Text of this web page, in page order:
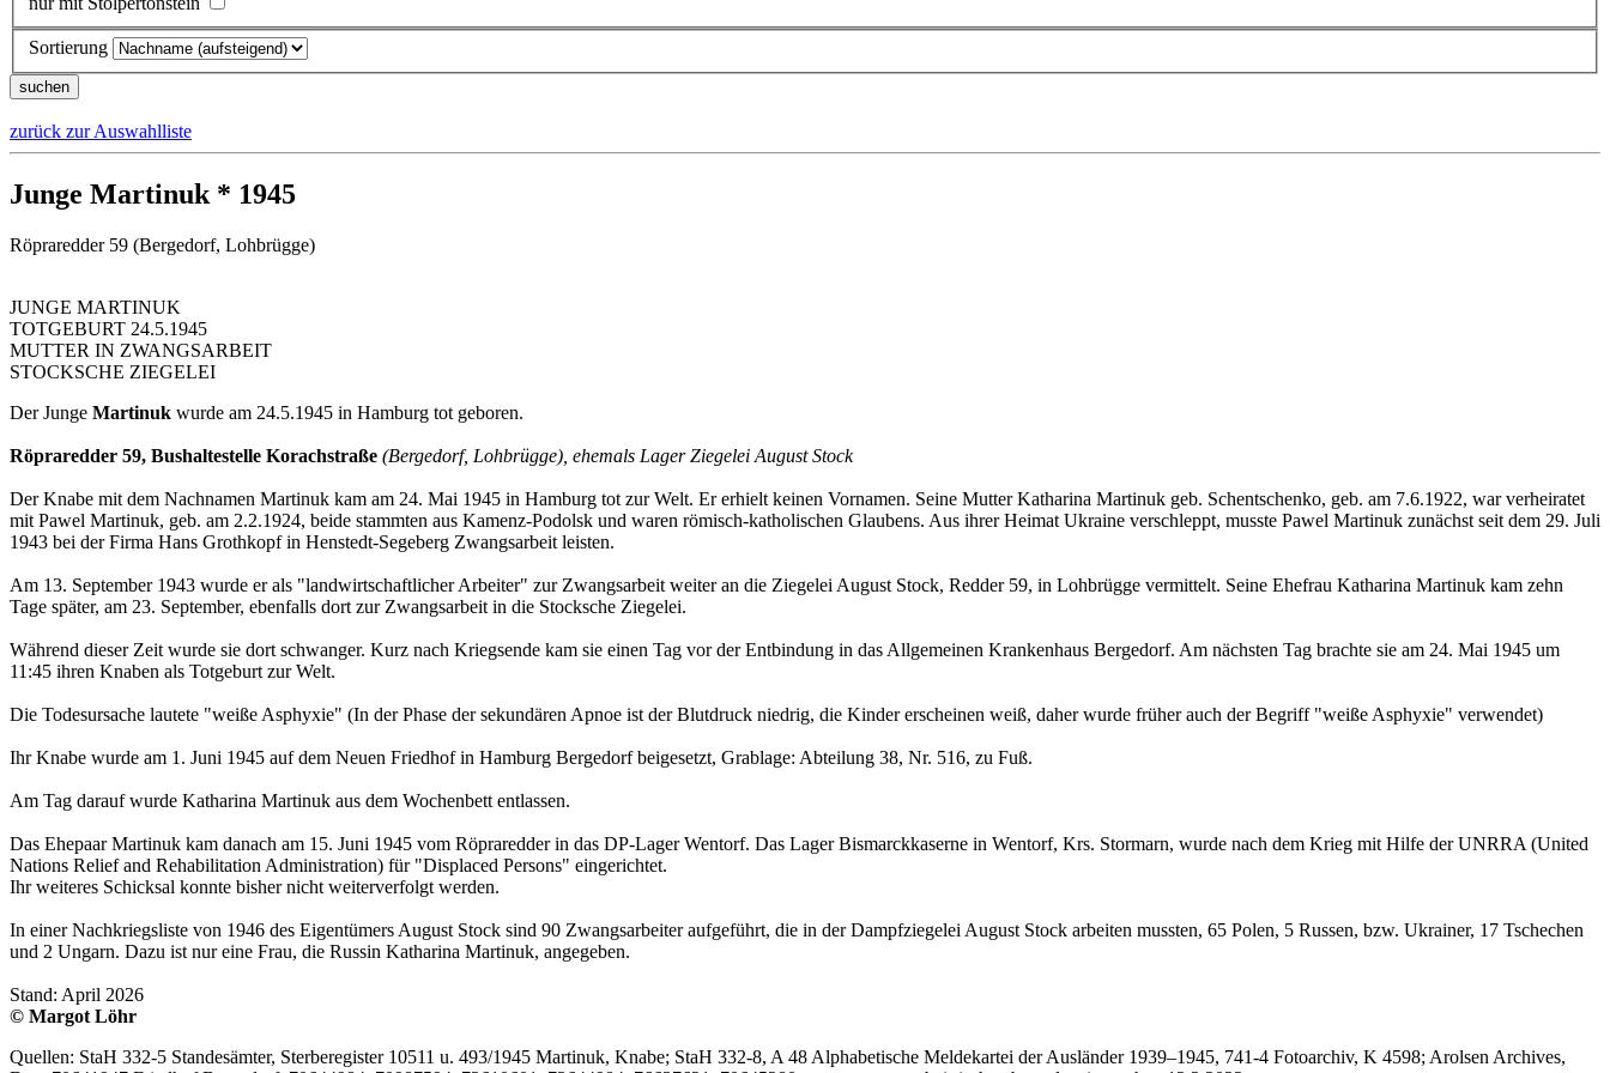
Sortierung
zurück zur Auswahlliste
Junge Martinuk * 1945
Röpraredder 59 (Bergedorf, Lohbrügge)
JUNGE MARTINUK
TOTGEBURT 24.5.1945
MUTTER IN ZWANGSARBEIT
STOCKSCHE ZIEGELEI
Der Junge Martinuk wurde am 24.5.1945 in Hamburg tot geboren.
Röpraredder 59, Bushaltestelle Korachstraße (Bergedorf, Lohbrügge), ehemals Lager Ziegelei August Stock
Der Knabe mit dem Nachnamen Martinuk kam am 24. Mai 1945 in Hamburg tot zur Welt. Er erhielt keinen Vornamen. Seine Mutter Katharina Martinuk geb. Schentschenko, geb. am 7.6.1922, war verheiratet
mit Pawel Martinuk, geb. am 2.2.1924, beide stammten aus Kamenz-Podolsk und waren römisch-katholischen Glaubens. Aus ihrer Heimat Ukraine verschleppt, musste Pawel Martinuk zunächst seit dem 29. Juli
1943 bei der Firma Hans Grothkopf in Henstedt-Segeberg Zwangsarbeit leisten.
Am 13. September 1943 wurde er als "landwirtschaftlicher Arbeiter" zur Zwangsarbeit weiter an die Ziegelei August Stock, Redder 59, in Lohbrügge vermittelt. Seine Ehefrau Katharina Martinuk kam zehn
Tage später, am 23. September, ebenfalls dort zur Zwangsarbeit in die Stocksche Ziegelei.
Während dieser Zeit wurde sie dort schwanger. Kurz nach Kriegsende kam sie einen Tag vor der Entbindung in das Allgemeinen Krankenhaus Bergedorf. Am nächsten Tag brachte sie am 24. Mai 1945 um
11:45 ihren Knaben als Totgeburt zur Welt.
Die Todesursache lautete "weiße Asphyxie" (In der Phase der sekundären Apnoe ist der Blutdruck niedrig, die Kinder erscheinen weiß, daher wurde früher auch der Begriff "weiße Asphyxie" verwendet)
Ihr Knabe wurde am 1. Juni 1945 auf dem Neuen Friedhof in Hamburg Bergedorf beigesetzt, Grablage: Abteilung 38, Nr. 516, zu Fuß.
Am Tag darauf wurde Katharina Martinuk aus dem Wochenbett entlassen.
Das Ehepaar Martinuk kam danach am 15. Juni 1945 vom Röpraredder in das DP-Lager Wentorf. Das Lager Bismarckkaserne in Wentorf, Krs. Stormarn, wurde nach dem Krieg mit Hilfe der UNRRA (United
Nations Relief and Rehabilitation Administration) für "Displaced Persons" eingerichtet.
Ihr weiteres Schicksal konnte bisher nicht weiterverfolgt werden.
In einer Nachkriegsliste von 1946 des Eigentümers August Stock sind 90 Zwangsarbeiter aufgeführt, die in der Dampfziegelei August Stock arbeiten mussten, 65 Polen, 5 Russen, bzw. Ukrainer, 17 Tschechen
und 2 Ungarn. Dazu ist nur eine Frau, die Russin Katharina Martinuk, angegeben.
Stand: April 2026
© Margot Löhr
Quellen: StaH 332-5 Standesämter, Sterberegister 10511 u. 493/1945 Martinuk, Knabe; StaH 332-8, A 48 Alphabetische Meldekartei der Ausländer 1939–1945, 741-4 Fotoarchiv, K 4598; Arolsen Archives,